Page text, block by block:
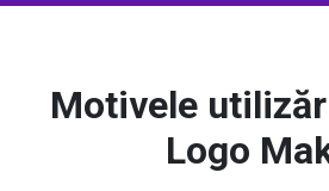
Motivele
Logo